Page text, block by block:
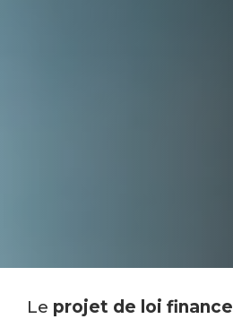
Le projet de loi finance